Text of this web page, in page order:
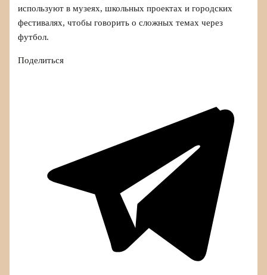
используют в музеях, школьных проектах и городских
фестивалях, чтобы говорить о сложных темах через
футбол.
Поделиться